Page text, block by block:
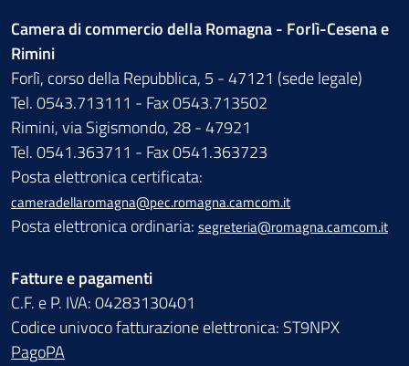
Camera di commercio della Romagna - Forlì-Cesena e
Rimini
Forlì, corso della Repubblica, 5 - 47121 (sede legale)
Tel. 0543.713111 - Fax 0543.713502
Rimini, via Sigismondo, 28 - 47921
Tel. 0541.363711 - Fax 0541.363723
Posta elettronica certificata:
cameradellaromagna@pec.romagna.camcom.it
Posta elettronica ordinaria: segreteria@romagna.camcom.it
Fatture e pagamenti
C.F. e P. IVA: 04283130401
Codice univoco fatturazione elettronica: ST9NPX
PagoPA